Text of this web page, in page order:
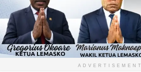
ADVERTISEMENT